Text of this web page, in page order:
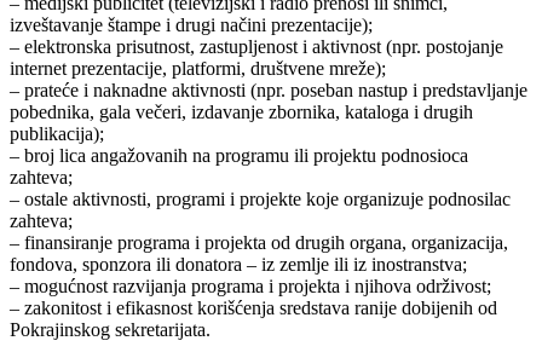
izveštavanje štampe i drugi načini prezentacije);
– elektronska prisutnost, zastupljenost i aktivnost (npr. postojanje
internet prezentacije, platformi, društvene mreže);
– prateće i naknadne aktivnosti (npr. poseban nastup i predstavljanje
pobednika, gala večeri, izdavanje zbornika, kataloga i drugih
publikacija);
– broj lica angažovanih na programu ili projektu podnosioca
zahteva;
– ostale aktivnosti, programi i projekte koje organizuje podnosilac
zahteva;
– finansiranje programa i projekta od drugih organa, organizacija,
fondova, sponzora ili donatora – iz zemlje ili iz inostranstva;
– mogućnost razvijanja programa i projekta i njihova održivost;
– zakonitost i efikasnost korišćenja sredstava ranije dobijenih od
Pokrajinskog sekretarijata.